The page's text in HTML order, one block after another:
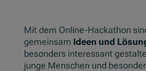
Mit dem Online-Hackathon
gemeinsam Ideen und
besonders interessant
junge Menschen und